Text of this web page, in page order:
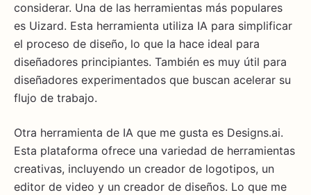
considerar. Una de las herramientas más populares
es Uizard. Esta herramienta utiliza IA para simplificar
el proceso de diseño, lo que la hace ideal para
diseñadores principiantes. También es muy útil para
diseñadores experimentados que buscan acelerar su
flujo de trabajo.
Otra herramienta de IA que me gusta es Designs.ai.
Esta plataforma ofrece una variedad de herramientas
creativas, incluyendo un creador de logotipos, un
editor de video y un creador de diseños. Lo que me